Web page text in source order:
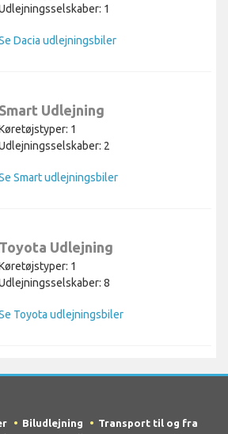
1
Dacia udlejningsbiler
Smart Udlejning
1
2
Smart udlejningsbiler
Toyota Udlejning
1
8
Toyota udlejningsbiler
Biludlejning
Transport til og fra